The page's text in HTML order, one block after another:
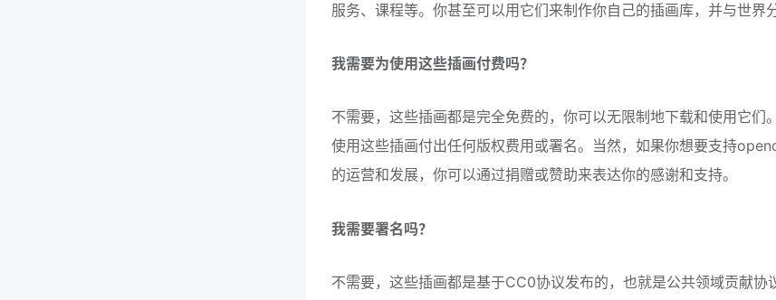
服务、课程等。你甚至可以用它们来制作你自己的插画库，并与世界分
我需要为使用这些插画付费吗？
不需要，这些插画都是完全免费的，你可以无限制地下载和使用它们
使用这些插画付出任何版权费用或署名。当然，如果你想要支持
的运营和发展，你可以通过捐赠或赞助来表达你的感谢和支持。
我需要署名吗？
不需要，这些插画都是基于CC0协议发布的，也就是公共领域贡献协